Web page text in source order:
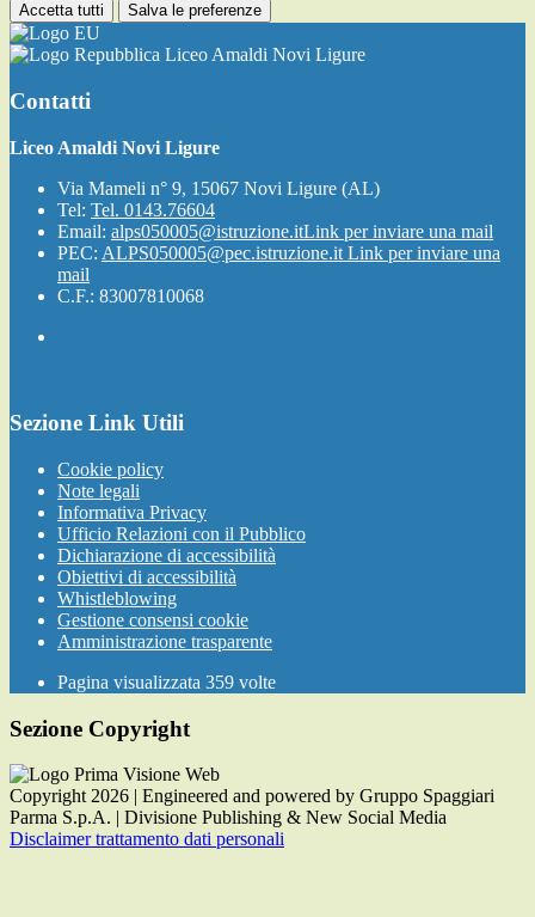
Accetta tutti Salva le preferenze
Liceo Amaldi Novi Ligure
Contatti
Liceo Amaldi Novi Ligure
Via Mameli n° 9, 15067 Novi Ligure (AL)
Tel: Tel. 0143.76604
Email: alps050005@istruzione.itLink per inviare una mail
PEC: ALPS050005@pec.istruzione.it Link per inviare una
mail
C.F.: 83007810068
Sezione Link Utili
Cookie policy
Note legali
Informativa Privacy
Ufficio Relazioni con il Pubblico
Dichiarazione di accessibilità
Obiettivi di accessibilità
Whistleblowing
Gestione consensi cookie
Amministrazione trasparente
Pagina visualizzata 359 volte
Sezione Copyright
Copyright 2026 | Engineered and powered by Gruppo Spaggiari
Parma S.p.A. | Divisione Publishing & New Social Media
Disclaimer trattamento dati personali